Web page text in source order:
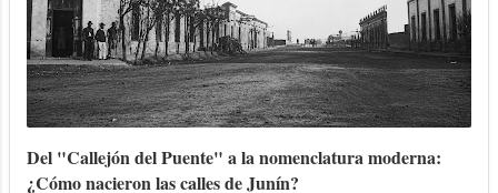
Del "Callejón del Puente" a la nomenclatura moderna:
¿Cómo nacieron las calles de Junín?